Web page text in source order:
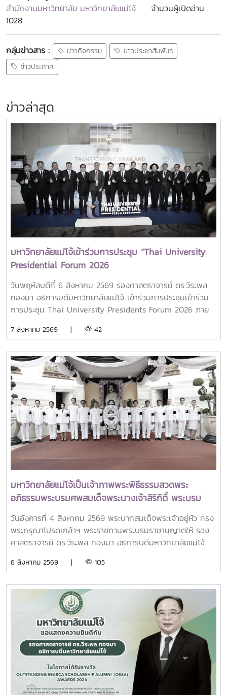
สำนักงานมหาวิทยาลัย มหาวิทยาลัยแม่โจ้
จำนวนผู้เปิดอ่าน :
1028
กลุ่มข่าวสาร : ข่าวกิจกรรม
ข่าวประชาสัมพันธ์
ข่าวประกาศ
ข่าวล่าสุด
มหาวิทยาลัยแม่โจ้เข้าร่วมการประชุม “Thai University
Presidential Forum 2026
วันพฤหัสบดีที่ 6 สิงหาคม 2569 รองศาสตราจารย์ ดร.วีระพล
ทองมา อธิการบดีมหาวิทยาลัยแม่โจ้ เข้าร่วมการประชุมเข้าร่วม
การประชุม Thai University Presidents Forum 2026 ภาย
ได้รับเกียรติจาก ศาสตราจารย์ ดร.ยศชนัน วงศ์สวัสดิ์ รองนายก
วิทยาศาสตร์ วิจัยและนวัตกรรม เป็นประธานเปิดงาน ณ โรงแรม
เซ็นทารา แกรนด์ แอท เซ็นทรัลพลาซ่าลาดพร้าว กทม.สำหรับ
การประชุม Thai University Presidential Forum 2026 มี
นายดนุพร ปุณณกันต์ ผู้ช่วยรัฐมนตรีประจำกระทรวง อว.
ทพญ.ศรีญาดา ปาลิมาพันธ์ ที่ปรึกษา รมว.อว. ศ.ดร.ศุภชัย
ปทุมนากุล ปลัดกระทรวง อว. ดร.พันธุ์เพิ่มศักดิ์ อารุณี รองปลัด
กระทรวง อว. นางศรินยา สาขากร ผู้ช่วยปลัดกระทรวง อว.
คณะผู้บริหารหน่วยงานในกระทรวง อว. Professor Tan Eng
Chye, President, National University of Singapore
Professor Yang Bin , Vice Chancellor, Tsinghua
University Council Professor Tan Eng Chye อธิการบดี
มหาวิทยาลัยแห่งชาติสิงคโปร์ Professor Yang Bin รองประธาน
สภามหาวิทยาลัยชิงหวา ตลอดจนประธานที่ประชุมอธิการบดี ทั้ง
4 แห่ง ได้แก่ ที่ประชุมอธิการบดีแห่งประเทศไทย (ทปอ.) ที่ประชุม
อธิการบดีมหาวิทยาลัยราชภัฏ (ทปอ.มรภ.) ที่ประชุมอธิการบดี
มหาวิทยาลัยเทคโนโลยีราชมงคล (ทปอ.มทร.) สมาคมสถาบัน
แลกเปลี่ยนประสบการณ์ด้าน Reinventing University ผ่าน
ผู้นำเครือข่ายอุดมศึกษา การนำเสนอกรณีศึกษาการประยุกต์ใช้
AI และนวัตกรรมจากภาคเอกชน รวมถึงกิจกรรม Forum-to-
Action เพื่อร่วมกำหนดข้อเสนอเชิงนโยบายและแผนปฏิบัติการใน
การขับเคลื่อนมหาวิทยาลัยไทยในอนาคตการเข้าร่วมประชุมในครั้ง
นี้มหาวิทยาลัยแม่โจ้ติดตามทิศทางการเปลี่ยนแปลงของการ
อุดมศึกษาไทย พร้อมแลกเปลี่ยนองค์ความรู้และสร้างความร่วม
มือกับเครือข่ายสถาบันอุดมศึกษาทั่วประเทศ เพื่อร่วมกันพัฒนา
มหาวิทยาลัยไทยให้ก้าวทันการเปลี่ยนแปลงของโลกยุคดิจิทัล และ
ยกระดับศักยภาพด้านการศึกษา วิจัย และนวัตกรรมอย่างยั่งยืน
7 สิงหาคม 2569 | 42
มหาวิทยาลัยแม่โจ้เป็นเจ้าภาพพระพิธีธรรมสวดพระ
อภิธรรมพระบรมศพสมเด็จพระนางเจ้าสิริกิติ์ พระบรม
ราชินีนาถ พระบรมราชชนนีพันปีหลวง พร้อมเข้ากราบ
ถวายบังคมพระศพ สมเด็จพระเจ้าลูกเธอ เจ้าฟ้าพัชรกิติยา
ภา นเรนทิราเทพยวดี กรมหลวงราชสาริณีสิริพัชร มหา
วันอังคารที่ 4 สิงหาคม 2569 พระบาทสมเด็จพระเจ้าอยู่หัว ทรง
พระกรุณาโปรดเกล้าฯ พระราชทานพระบรมราชานุญาตให้ รอง
ศาสตราจารย์ ดร.วีระพล ทองมา อธิการบดีมหาวิทยาลัยแม่โจ้
บุคลากร รวมจำนวน 25 คน เป็นเจ้าภาพพระพิธีธรรมสวดพระ
พระบรมราชชนนีพันปีหลวง ณ พระที่นั่งดุสิตมหาปราสาท
พระบรมมหาราชวัง และเข้ากราบถวายบังคมพระศพสมเด็จ
พระเจ้าลูกเธอ เจ้าฟ้าพัชรกิติยาภา นเรนทิราเทพยวดี กรมหลวง
ราชสาริณีสิริพัชร มหาวัชรราชธิดา ณ พระที่นั่งพิมานรัตยา
พระบรมมหาราชวังการเข้าร่วมพิธีในครั้งนี้ นับเป็นพระ
มหากรุณาธิคุณล้นเกล้าล้นกระหม่อมแก่คณะผู้บริหาร
มหาวิทยาลัย สมาคมศิษย์เก่า และบุคลากร มหาวิทยาลัยแม่โจ้ที่ได้
ร่วมแสดงความจงรักภักดี ถวายความอาลัยและน้อมรำลึกในพระ
มหากรุณาธิคุณอย่างหาที่สุดมิได้
6 สิงหาคม 2569 | 105